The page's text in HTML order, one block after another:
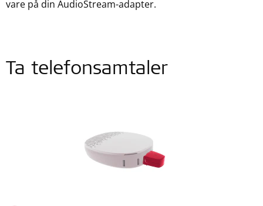
vare på din AudioStream-adapter.
Ta telefonsamtaler